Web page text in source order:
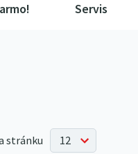
Servis
stránku